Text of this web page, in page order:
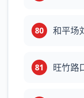
80 和平场
81 旺竹路